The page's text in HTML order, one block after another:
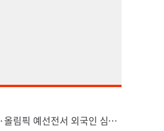
축구협회, 월드컵·올림픽 예선전서 외국인 심판에 수차례 성접대